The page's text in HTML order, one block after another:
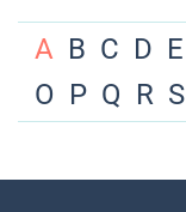
A B C D E
O P Q R S